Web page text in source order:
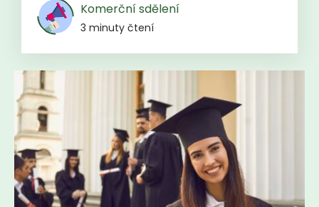
Komerční sdělení
3 minuty čtení